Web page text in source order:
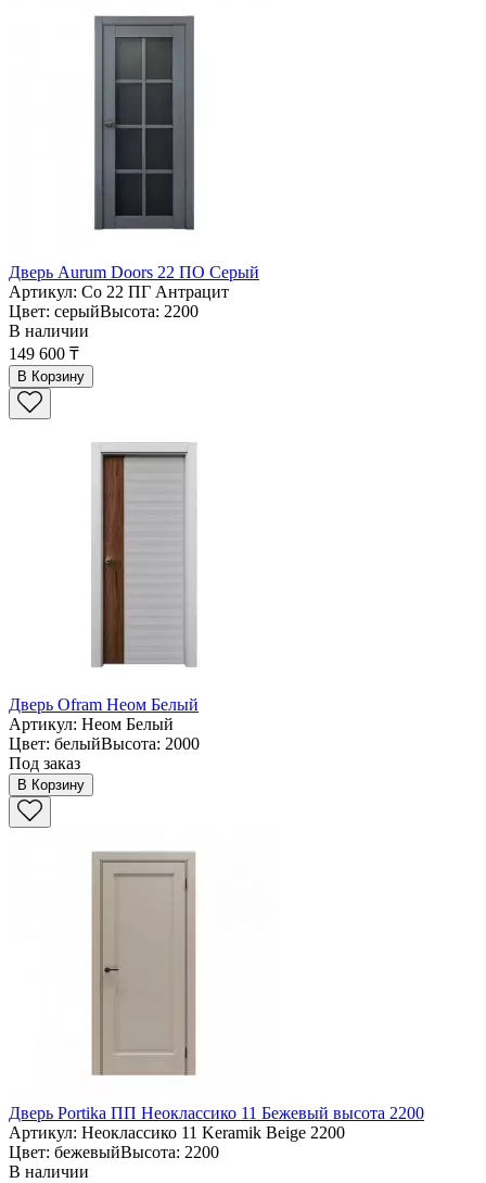
Дверь Aurum Doors 22 ПО Серый
Артикул: Со 22 ПГ Антрацит
Цвет: серыйВысота: 2200
В наличии
149 600 ₸
В Корзину
Дверь Ofram Неом Белый
Артикул: Неом Белый
Цвет: белыйВысота: 2000
Под заказ
В Корзину
Дверь Portika ПП Неоклассико 11 Бежевый высота 2200
Артикул: Неоклассико 11 Keramik Beige 2200
Цвет: бежевыйВысота: 2200
В наличии